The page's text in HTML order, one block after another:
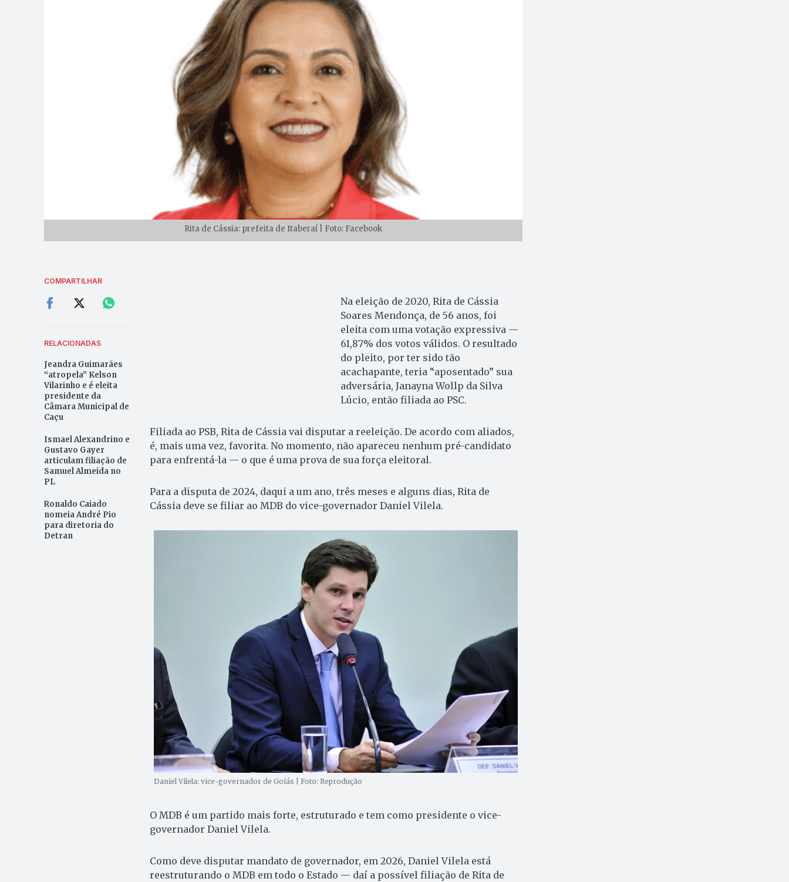
Rita de Cássia: prefeita de Itaberaí | Foto: Facebook
COMPARTILHAR
RELACIONADAS
Jeandra Guimarães
“atropela” Kelson
Vilarinho e é eleita
presidente da
Câmara Municipal de
Caçu
Ismael Alexandrino e
Gustavo Gayer
articulam filiação de
Samuel Almeida no
PL
Ronaldo Caiado
nomeia André Pio
para diretoria do
Detran
Na eleição de 2020, Rita de Cássia
Soares Mendonça, de 56 anos, foi
eleita com uma votação expressiva —
61,87% dos votos válidos. O resultado
do pleito, por ter sido tão
acachapante, teria “aposentado” sua
adversária, Janayna Wollp da Silva
Lúcio, então filiada ao PSC.
Filiada ao PSB, Rita de Cássia vai disputar a reeleição. De acordo com aliados,
é, mais uma vez, favorita. No momento, não apareceu nenhum pré-candidato
para enfrentá-la — o que é uma prova de sua força eleitoral.
Para a disputa de 2024, daqui a um ano, três meses e alguns dias, Rita de
Cássia deve se filiar ao MDB do vice-governador Daniel Vilela.
Daniel Vilela: vice-governador de Goiás | Foto: Reprodução
O MDB é um partido mais forte, estruturado e tem como presidente o vice-
governador Daniel Vilela.
Como deve disputar mandato de governador, em 2026, Daniel Vilela está
reestruturando o MDB em todo o Estado — daí a possível filiação de Rita de